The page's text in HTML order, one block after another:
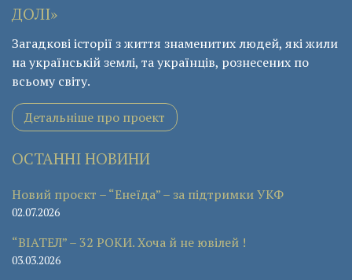
ДОЛІ»
Загадкові історії з життя знаменитих людей, які жили
на українській землі, та українців, рознесених по
всьому світу.
Детальніше про проект
ОСТАННІ НОВИНИ
Новий проєкт – “Енеїда” – за підтримки УКФ
02.07.2026
“ВІАТЕЛ” – 32 РОКИ. Хоча й не ювілей !
03.03.2026